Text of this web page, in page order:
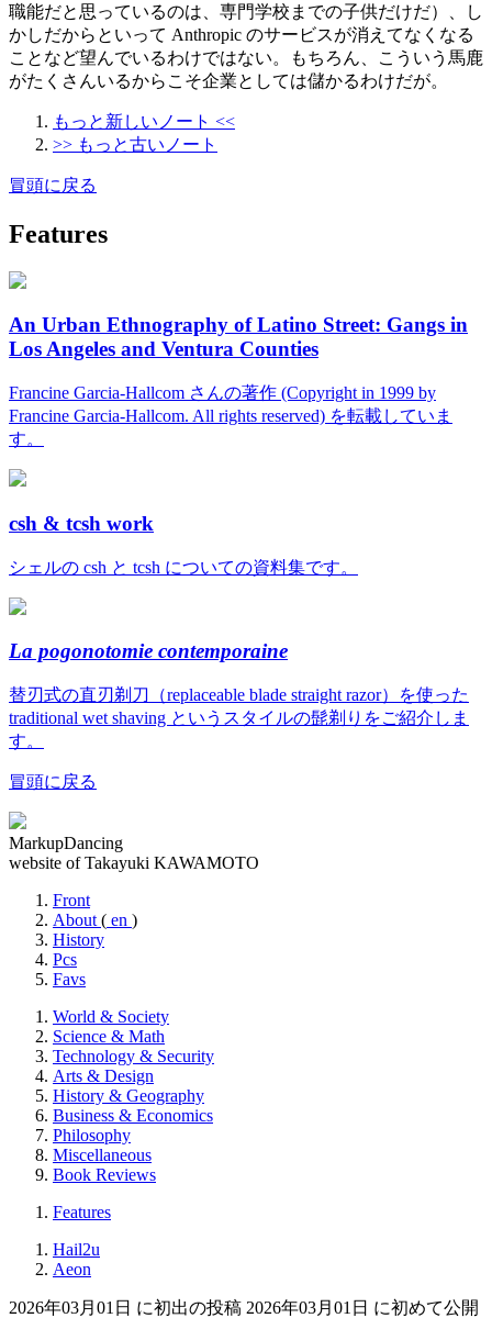
職能だと思っているのは、専門学校までの子供だけだ）、し
かしだからといって Anthropic のサービスが消えてなくなる
ことなど望んでいるわけではない。もちろん、こういう馬鹿
がたくさんいるからこそ企業としては儲かるわけだが。
もっと新しいノート <<
>> もっと古いノート
冒頭に戻る
Features
An Urban Ethnography of Latino Street: Gangs in
Los Angeles and Ventura Counties
Francine Garcia-Hallcom さんの著作 (Copyright in 1999 by
Francine Garcia-Hallcom. All rights reserved) を転載していま
す。
csh & tcsh work
シェルの csh と tcsh についての資料集です。
La pogonotomie contemporaine
替刃式の直刃剃刀（replaceable blade straight razor）を使った
traditional wet shaving というスタイルの髭剃りをご紹介しま
す。
冒頭に戻る
MarkupDancing
website of Takayuki KAWAMOTO
Front
About ( en )
History
Pcs
Favs
World & Society
Science & Math
Technology & Security
Arts & Design
History & Geography
Business & Economics
Philosophy
Miscellaneous
Book Reviews
Features
Hail2u
Aeon
2026年03月01日 に初出の投稿 2026年03月01日 に初めて公開